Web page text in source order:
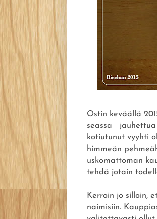
Ostin keväällä
seassa jauhettua
kotiutunut vyyhti
himmeän
uskomattoman
tehdä jotain
Kerroin jo silloin,
naimisiin.